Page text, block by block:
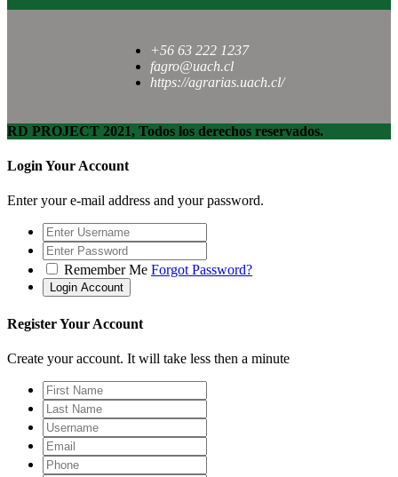
+56 63 222 1237
fagro@uach.cl
https://agrarias.uach.cl/
RD PROJECT 2021, Todos los derechos reservados.
Login Your Account
Enter your e-mail address and your password.
Remember Me Forgot Password?
Register Your Account
Create your account. It will take less then a minute